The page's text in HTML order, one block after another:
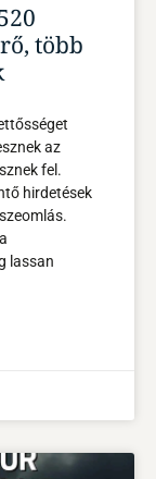
több
az
fel.
hirdetések
lassan